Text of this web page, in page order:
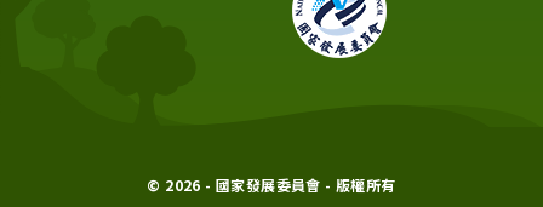
© 2026 - 國家發展委員會 - 版權所有